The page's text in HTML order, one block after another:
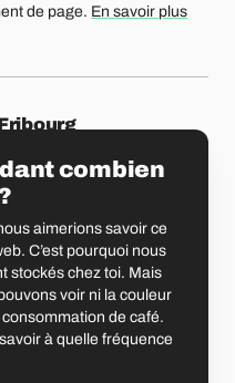
de page. En savoir plus
1700 Fribourg
4
4051 Bâle
Gall
Vadianstrasse 25A
combien
aimerions savoir ce
C’est pourquoi nous
stockés chez toi. Mais
voir ni la couleur
de café.
à quelle fréquence